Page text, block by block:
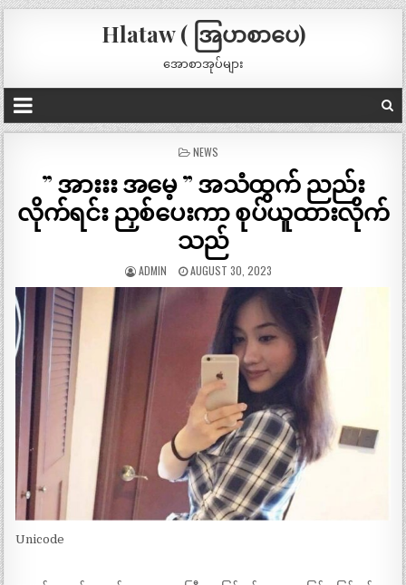
Hlataw ( အြပာစာပေ)
အောစာအုပ်များ
POSTED
NEWS
” အားးး အမေ့ ” အသံထွက် ညည်း
လိုက်ရင်း ညှစ်ပေးကာ စုပ်ယူထားလိုက်
သည်
ADMIN AUGUST 30, 2023
Unicode